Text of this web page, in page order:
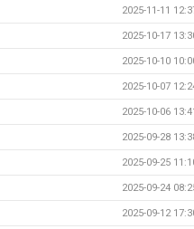
2025-11-11
2025-10-17
2025-10-10
2025-10-07
2025-10-06
2025-09-28
2025-09-25
2025-09-24
2025-09-12